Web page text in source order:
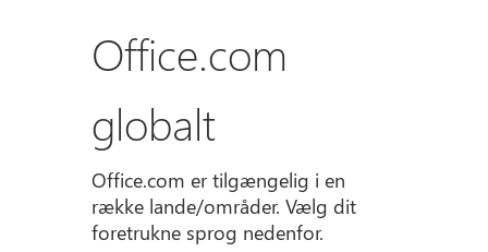
Office.com
globalt
Office.com er tilgængelig i en
række lande/områder. Vælg dit
foretrukne sprog nedenfor.